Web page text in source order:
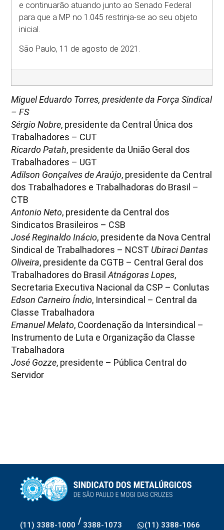
e continuarão atuando junto ao Senado Federal
para que a MP no 1.045 restrinja-se ao seu objeto
inicial.
São Paulo, 11 de agosto de 2021.
Miguel Eduardo Torres, presidente da Força Sindical
– FS
Sérgio Nobre, presidente da Central Única dos
Trabalhadores – CUT
Ricardo Patah, presidente da União Geral dos
Trabalhadores – UGT
Adilson Gonçalves de Araújo, presidente da Central
dos Trabalhadores e Trabalhadoras do Brasil –
CTB
Antonio Neto, presidente da Central dos
Sindicatos Brasileiros – CSB
José Reginaldo Inácio, presidente da Nova Central
Sindical de Trabalhadores – NCST Ubiraci Dantas
Oliveira, presidente da CGTB – Central Geral dos
Trabalhadores do BrasilAtnágoras Lopes,
Secretaria Executiva Nacional da CSP – Conlutas
Edson Carneiro Índio, Intersindical – Central da
Classe Trabalhadora
Emanuel Melato, Coordenação da Intersindical –
Instrumento de Luta e Organização da Classe
Trabalhadora
José Gozze, presidente – Pública Central do
Servidor
(11) 3388-1000 / 3388-1073 (11) 3388-1066